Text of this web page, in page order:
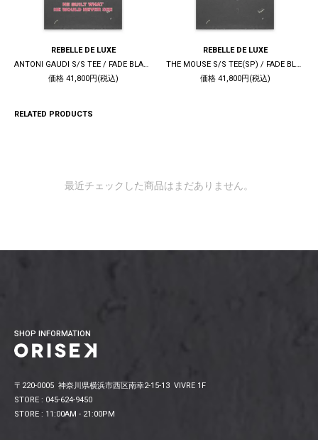
REBELLE DE LUXE
ANTONI GAUDI S/S TEE / FADE BLACK
価格 41,800円(税込)
REBELLE DE LUXE
THE MOUSE S/S TEE(SP) / FADE BLACK
価格 41,800円(税込)
RELATED PRODUCTS
最近チェックした商品はまだありません。
SHOP INFORMATION
〒220-0005 神奈川県横浜市西区南幸2-15-13 VIVRE 1F
STORE : 045-624-9450
STORE : 11:00AM - 21:00PM